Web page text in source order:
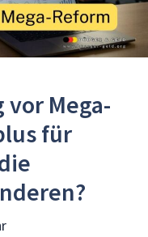
Mega-
für